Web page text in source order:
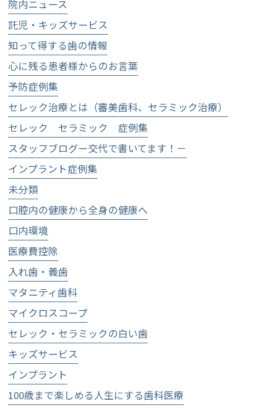
院内ニュース
託児・キッズサービス
知って得する歯の情報
心に残る患者様からのお言葉
予防症例集
セレック治療とは（審美歯科、セラミック治療）
セレック セラミック 症例集
スタッフブログー交代で書いてます！－
インプラント症例集
未分類
口腔内の健康から全身の健康へ
口内環境
医療費控除
入れ歯・義歯
マタニティ歯科
マイクロスコープ
セレック・セラミックの白い歯
キッズサービス
インプラント
100歳まで楽しめる人生にする歯科医療